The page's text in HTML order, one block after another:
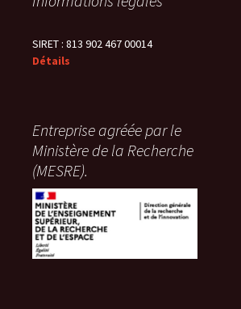
SIRET : 813 902 467 00014
Détails
Entreprise agréée par le
Ministère de la Recherche
(MESRE).